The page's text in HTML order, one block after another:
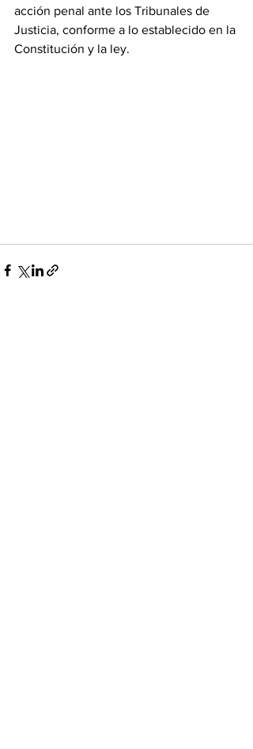
acción penal ante los Tribunales de
Justicia, conforme a lo establecido en la
Constitución y la ley.